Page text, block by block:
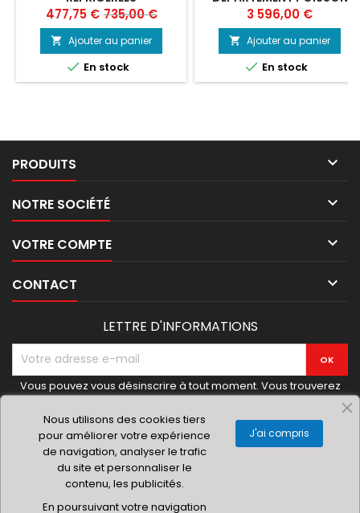
(TRIVRX1800/330), AFI
Prix
477,75 € Prix
de
base
735,00 €
 Ajouter au panier
 En stock
Prix
3 596,00 €
 Ajouter au panier
 En stock
PRODUITS 
NOTRE SOCIÉTÉ 
VOTRE COMPTE 
CONTACT 
LETTRE D'INFORMATIONS
Vous pouvez vous désinscrire à tout moment. Vous trouverez
pour cela nos informations de contact dans les conditions
d'utilisation du site.
© 2019 Materielhoreca.com | Gingenroots SRL
Nous utilisons des cookies tiers
pour améliorer votre expérience
de navigation, analyser le trafic
du site et personnaliser le
contenu, les publicités.
En poursuivant votre navigation
J'ai compris